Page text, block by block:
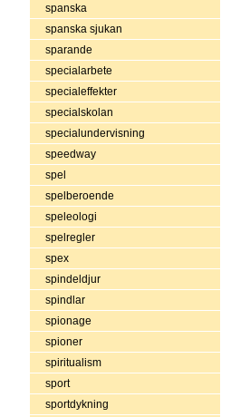
spanska
spanska sjukan
sparande
specialarbete
specialeffekter
specialskolan
specialundervisning
speedway
spel
spelberoende
speleologi
spelregler
spex
spindeldjur
spindlar
spionage
spioner
spiritualism
sport
sportdykning